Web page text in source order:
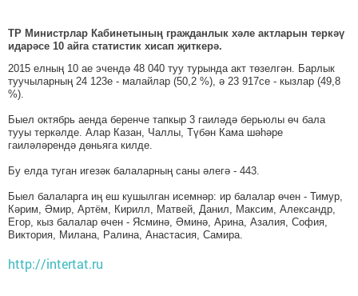
ТР Министрлар Кабинетының гражданлык хәле актларын теркәү
идарәсе 10 айга статистик хисап җиткерә.
2015 елның 10 ае эчендә 48 040 туу турында акт төзелгән. Барлык
туучыларның 24 123е - малайлар (50,2 %), ә 23 917се - кызлар (49,8
%).
Быел октябрь аенда беренче тапкыр 3 гаиләдә берьюлы өч бала
тууы теркәлде. Алар Казан, Чаллы, Түбән Кама шәһәре
гаиләләрендә дөньяга килде.
Бу елда туган игезәк балаларның саны әлегә - 443.
Быел балаларга иң еш кушылган исемнәр: ир балалар өчен - Тимур,
Кәрим, Әмир, Артём, Кирилл, Матвей, Данил, Максим, Александр,
Егор, кыз балалар өчен - Ясминә, Әминә, Арина, Азалия, София,
Виктория, Милана, Ралина, Анастасия, Самира.
http://intertat.ru